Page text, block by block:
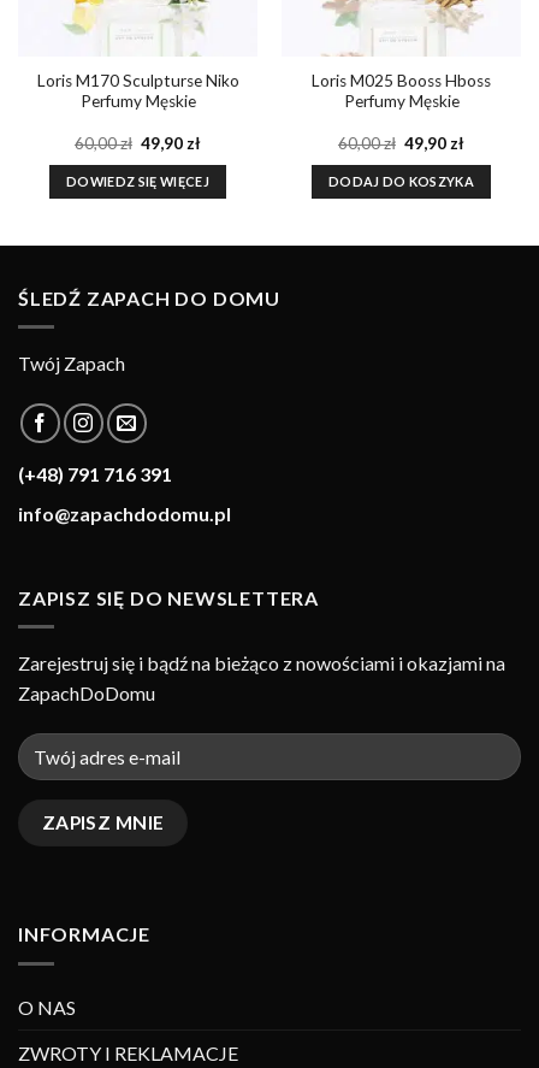
Loris M170 Sculpturse Niko
Perfumy Męskie
60,00zł Pierwotna
cena
wynosiła:
60,00 zł.
49,90 złAktualna
wynosi:
49,90 zł.
DOWIEDZ SIĘ WIĘCEJ
Loris M025 Booss Hboss
Perfumy Męskie
60,00zł Pierwotna
cena
wynosiła:
60,00 zł.
49,90 złAktualna
wynosi:
49,90 zł.
DODAJ DO KOSZYKA
ŚLEDŹ ZAPACH DO DOMU
Twój Zapach
(+48) 791 716 391
info@zapachdodomu.pl
ZAPISZ SIĘ DO NEWSLETTERA
Zarejestruj się i bądź na bieżąco z nowościami i okazjami na
ZapachDoDomu
INFORMACJE
O NAS
ZWROTY I REKLAMACJE